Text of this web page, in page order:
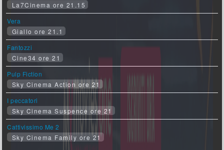
La7Cinema ore 21.15
Vera
Giallo ore 21.1
Fantozzi
Cine34 ore 21
Pulp Fiction
Sky Cinema Action ore 21
I peccatori
Sky Cinema Suspence ore 21
Cattivissimo Me 2
Sky Cinema Family ore 21